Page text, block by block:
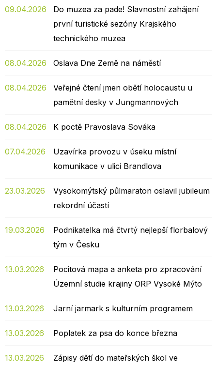
09.04.2026
Do muzea za pade! Slavnostní zahájení
první turistické sezóny Krajského
technického muzea
08.04.2026 Oslava Dne Země na náměstí
08.04.2026
Veřejné čtení jmen obětí holocaustu u
pamětní desky v Jungmannových
08.04.2026 K poctě Pravoslava Sováka
07.04.2026
Uzavírka provozu v úseku místní
komunikace v ulici Brandlova
23.03.2026
Vysokomýtský půlmaraton oslavil jubileum
rekordní účastí
19.03.2026
Podnikatelka má čtvrtý nejlepší florbalový
tým v Česku
13.03.2026
Pocitová mapa a anketa pro zpracování
Územní studie krajiny ORP Vysoké Mýto
13.03.2026 Jarní jarmark s kulturním programem
13.03.2026 Poplatek za psa do konce března
13.03.2026
Zápisy dětí do mateřských škol ve